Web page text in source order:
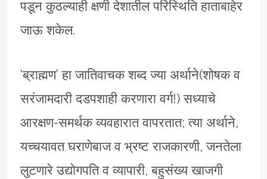
पडून कुठल्याही क्षणी देशातील परिस्थिति हाताबाहेर
जाऊ शकेल.
‘ब्राह्मण’ हा जातिवाचक शब्द ज्या अर्थाने(शोषक व
सरंजामदारी दडपशाही करणारा वर्ग!) सध्याचे
आरक्षण-समर्थक व्यवहारात वापरतात; त्या अर्थाने,
यच्चयावत घराणेबाज व भ्रष्ट राजकारणी, जनतेला
लुटणारे उद्योगपति व व्यापारी, बहुसंख्य खाजगी